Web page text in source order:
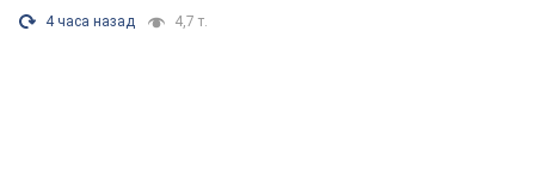
4 часа назад 4,7 т.